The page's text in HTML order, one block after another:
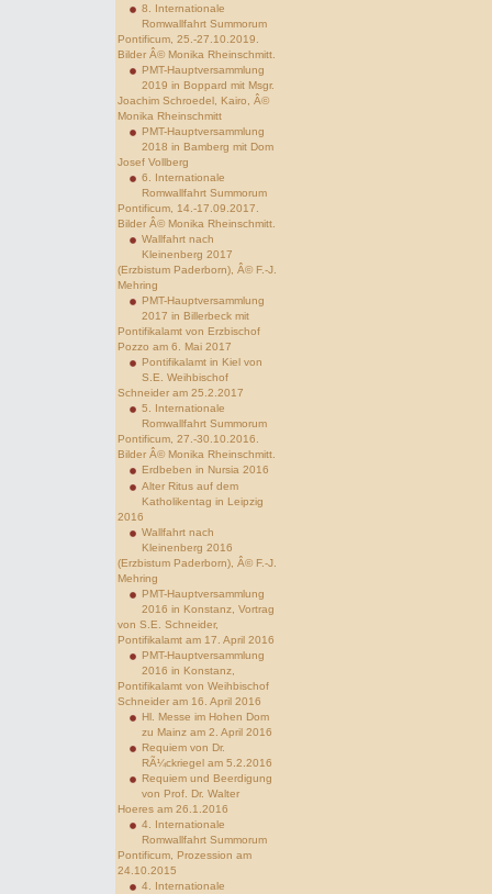
8. Internationale
Romwallfahrt Summorum
Pontificum, 25.-27.10.2019.
Bilder Â© Monika Rheinschmitt.
PMT-Hauptversammlung
2019 in Boppard mit Msgr.
Joachim Schroedel, Kairo, Â©
Monika Rheinschmitt
PMT-Hauptversammlung
2018 in Bamberg mit Dom
Josef Vollberg
6. Internationale
Romwallfahrt Summorum
Pontificum, 14.-17.09.2017.
Bilder Â© Monika Rheinschmitt.
Wallfahrt nach
Kleinenberg 2017
(Erzbistum Paderborn), Â© F.-J.
Mehring
PMT-Hauptversammlung
2017 in Billerbeck mit
Pontifikalamt von Erzbischof
Pozzo am 6. Mai 2017
Pontifikalamt in Kiel von
S.E. Weihbischof
Schneider am 25.2.2017
5. Internationale
Romwallfahrt Summorum
Pontificum, 27.-30.10.2016.
Bilder Â© Monika Rheinschmitt.
Erdbeben in Nursia 2016
Alter Ritus auf dem
Katholikentag in Leipzig
2016
Wallfahrt nach
Kleinenberg 2016
(Erzbistum Paderborn), Â© F.-J.
Mehring
PMT-Hauptversammlung
2016 in Konstanz, Vortrag
von S.E. Schneider,
Pontifikalamt am 17. April 2016
PMT-Hauptversammlung
2016 in Konstanz,
Pontifikalamt von Weihbischof
Schneider am 16. April 2016
Hl. Messe im Hohen Dom
zu Mainz am 2. April 2016
Requiem von Dr.
RÃ¼ckriegel am 5.2.2016
Requiem und Beerdigung
von Prof. Dr. Walter
Hoeres am 26.1.2016
4. Internationale
Romwallfahrt Summorum
Pontificum, Prozession am
24.10.2015
4. Internationale